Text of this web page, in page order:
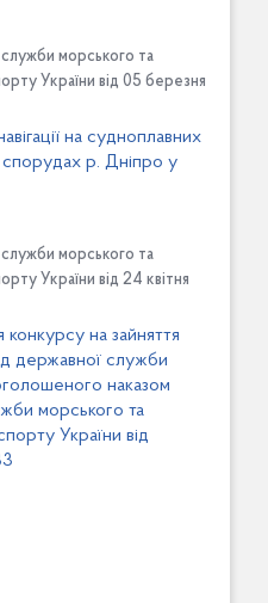
морського та
України від 05 березня
на судноплавних
спорудах р. Дніпро у
морського та
України від 24 квітня
конкурсу на зайняття
державної служби
наказом
морського та
України від